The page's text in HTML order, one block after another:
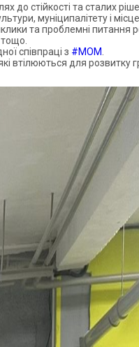
до стійкості та сталих
муніципалітету і
та проблемні питання
співпраці з #МОМ
втілюються для розвитку